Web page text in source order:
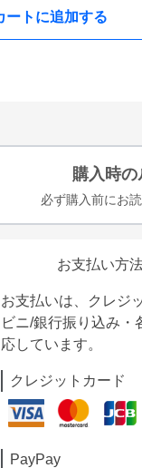
ートに追加する
購入時の
必ず購入前にお
お支払い方
お支払いは、クレジ
ビニ/銀行振り込み・
応しています。
クレジットカード
PayPay